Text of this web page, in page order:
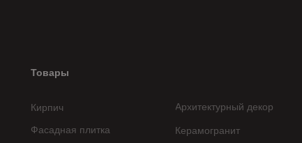
Фасадная плитка
Кирпич Архитектурный декор
Керамогранит
Товары